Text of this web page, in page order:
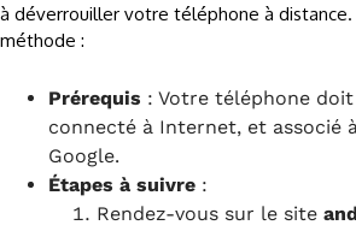
à déverrouiller votre téléphone à
méthode :
Prérequis : Votre téléphone
connecté à Internet, et associé
Google.
Étapes à suivre :
Rendez-vous sur le site